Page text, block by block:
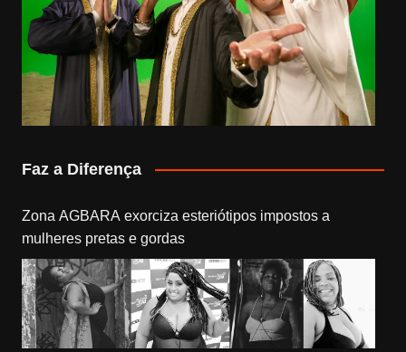
Faz a Diferença
Zona AGBARA exorciza esteriótipos impostos a
mulheres pretas e gordas